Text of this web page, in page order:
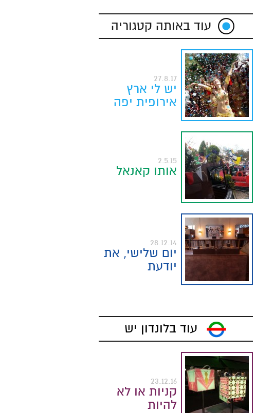
עוד באותה קטגוריה
27.8.17
יש לי ארץ
אירופית יפה
2.5.15
אותו קאנאל
28.12.14
יום שלישי, את
יודעת
עוד בלונדון יש
23.12.16
קניות או לא
להיות